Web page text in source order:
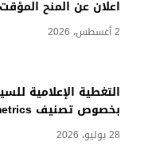
اعلان عن المنح المؤقت
2 أغسطس، 2026
التغطية الإعلامية
بخصوص تصنيف Webometrics ،
28 يوليو، 2026